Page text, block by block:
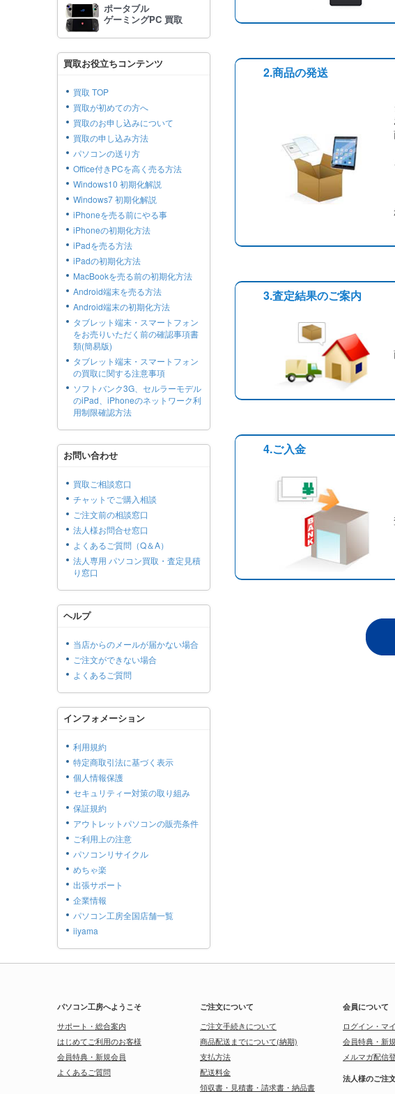
2.商品の発送
3.査定結果のご案内
4.ご入金
ポータブル
ゲーミングPC 買取
買取お役立ちコンテンツ
買取 TOP
買取が初めての方へ
買取のお申し込みについて
買取の申し込み方法
パソコンの送り方
Office付きPCを高く売る方法
Windows10 初期化解説
Windows7 初期化解説
iPhoneを売る前にやる事
iPhoneの初期化方法
iPadを売る方法
iPadの初期化方法
MacBookを売る前の初期化方法
Android端末を売る方法
Android端末の初期化方法
タブレット端末・スマートフォン
をお売りいただく前の確認事項書
類(簡易版)
タブレット端末・スマートフォン
の買取に関する注意事項
ソフトバンク3G、セルラーモデル
のiPad、iPhoneのネットワーク利
用制限確認方法
お問い合わせ
買取ご相談窓口
チャットでご購入相談
ご注文前の相談窓口
法人様お問合せ窓口
よくあるご質問（Q＆A）
法人専用 パソコン買取・査定見積
り窓口
ヘルプ
当店からのメールが届かない場合
ご注文ができない場合
よくあるご質問
インフォメーション
利用規約
特定商取引法に基づく表示
個人情報保護
セキュリティー対策の取り組み
保証規約
アウトレットパソコンの販売条件
ご利用上の注意
パソコンリサイクル
めちゃ楽
出張サポート
企業情報
パソコン工房全国店舗一覧
iiyama
パソコン工房へようこそ
サポート・総合案内
はじめてご利用のお客様
会員特典・新規会員
よくあるご質問
ご注文について
ご注文手続きについて
商品配送までについて(納期)
支払方法
配送料金
領収書・見積書・請求書・納品書
会員について
ログイン・マ
会員特典・新
メルマガ配信
法人様のご注